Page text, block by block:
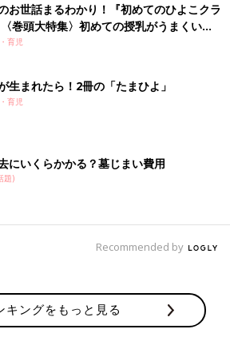
お世話まるわかり！『初めてのひよこクラ
巻頭大特集〉初めての授乳がうまくい
い・ミルクの基本と夏のトラブル 解決テ
育児
生まれたら！2冊の「たまひよ」
育児
にいくらかかる？墓じまい費用
題)
Recommended by
キングをもっと見る